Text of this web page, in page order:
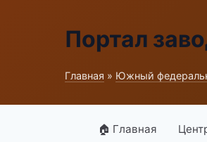
Портал
Главная » Южный
🏠 Главная